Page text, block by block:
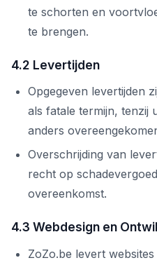
te schorten en
te brengen.
4.2 Levertijden
Opgegeven levertijden
als fatale termijn, tenzij
anders
Overschrijding van
recht op
overeenkomst.
4.3 Webdesign en
ZoZo.be levert